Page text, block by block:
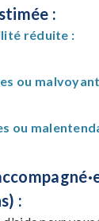
:
réduite :
ou
ou
: